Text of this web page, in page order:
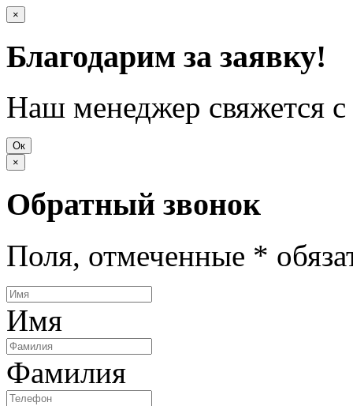
×
Благодарим за заявку!
Наш менеджер свяжется
Ок
×
Обратный звонок
Поля, отмеченные *
Имя
Фамилия